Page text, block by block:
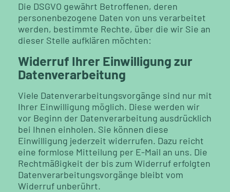
Die DSGVO gewährt Betroffenen, deren
personenbezogene Daten von uns verarbeitet
werden, bestimmte Rechte, über die wir Sie an
dieser Stelle aufklären möchten:
Widerruf Ihrer Einwilligung zur
Datenverarbeitung
Viele Datenverarbeitungsvorgänge sind nur mit
Ihrer Einwilligung möglich. Diese werden wir
vor Beginn der Datenverarbeitung ausdrücklich
bei Ihnen einholen. Sie können diese
Einwilligung jederzeit widerrufen. Dazu reicht
eine formlose Mitteilung per E-Mail an uns. Die
Rechtmäßigkeit der bis zum Widerruf erfolgten
Datenverarbeitungsvorgänge bleibt vom
Widerruf unberührt.